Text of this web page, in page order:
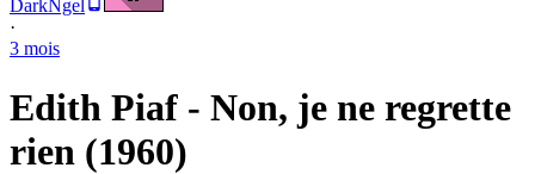
DarkNgel
·
3 mois
Edith Piaf - Non, je ne regrette
rien (1960)